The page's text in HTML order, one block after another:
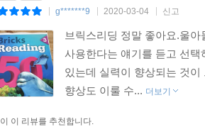
g*******9 2020-03-04 신고
브릭스리딩 정말 좋아요.울
사용한다는 얘기를 듣고 선
있는데 실력이 향상되는 것
향상도 이룰 수... 더보기
이 이 리뷰를 추천합니다.